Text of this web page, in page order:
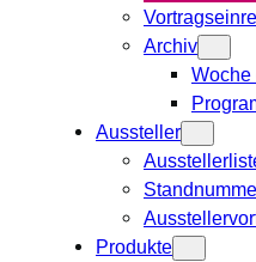
Archiv
Woche
Aussteller
Produkte